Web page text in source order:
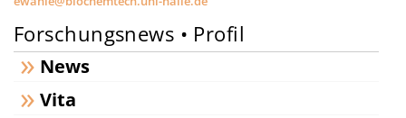
Forschungsnews • Profil
News
Vita